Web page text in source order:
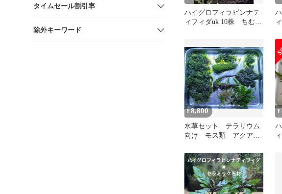
タイムセール割引率
除外キーワード
ハイグロフィラピンナテ
ィフィダuk 10株 ちむ様
¥8,800
水草セット テラリウム
向け モス類 アクアリ
¥